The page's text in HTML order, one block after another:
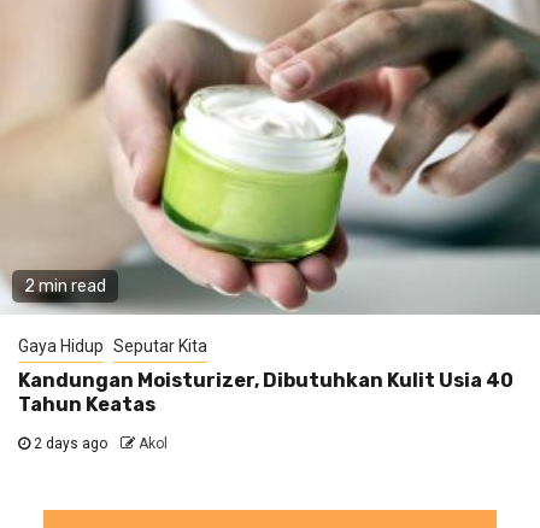
2 min read
Gaya Hidup Seputar Kita
Kandungan Moisturizer, Dibutuhkan Kulit Usia 40
Tahun Keatas
2 days ago Akol